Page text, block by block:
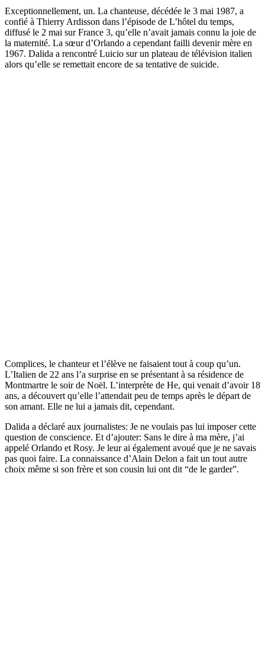
Exceptionnellement, un. La chanteuse, décédée le 3 mai 1987, a
confié à Thierry Ardisson dans l’épisode de L’hôtel du temps,
diffusé le 2 mai sur France 3, qu’elle n’avait jamais connu la joie de
la maternité. La sœur d’Orlando a cependant failli devenir mère en
1967. Dalida a rencontré Luicio sur un plateau de télévision italien
alors qu’elle se remettait encore de sa tentative de suicide.
Complices, le chanteur et l’élève ne faisaient tout à coup qu’un.
L’Italien de 22 ans l’a surprise en se présentant à sa résidence de
Montmartre le soir de Noël. L’interprète de He, qui venait d’avoir 18
ans, a découvert qu’elle l’attendait peu de temps après le départ de
son amant. Elle ne lui a jamais dit, cependant.
Dalida a déclaré aux journalistes: Je ne voulais pas lui imposer cette
question de conscience. Et d’ajouter: Sans le dire à ma mère, j’ai
appelé Orlando et Rosy. Je leur ai également avoué que je ne savais
pas quoi faire. La connaissance d’Alain Delon a fait un tout autre
choix même si son frère et son cousin lui ont dit “de le garder”.